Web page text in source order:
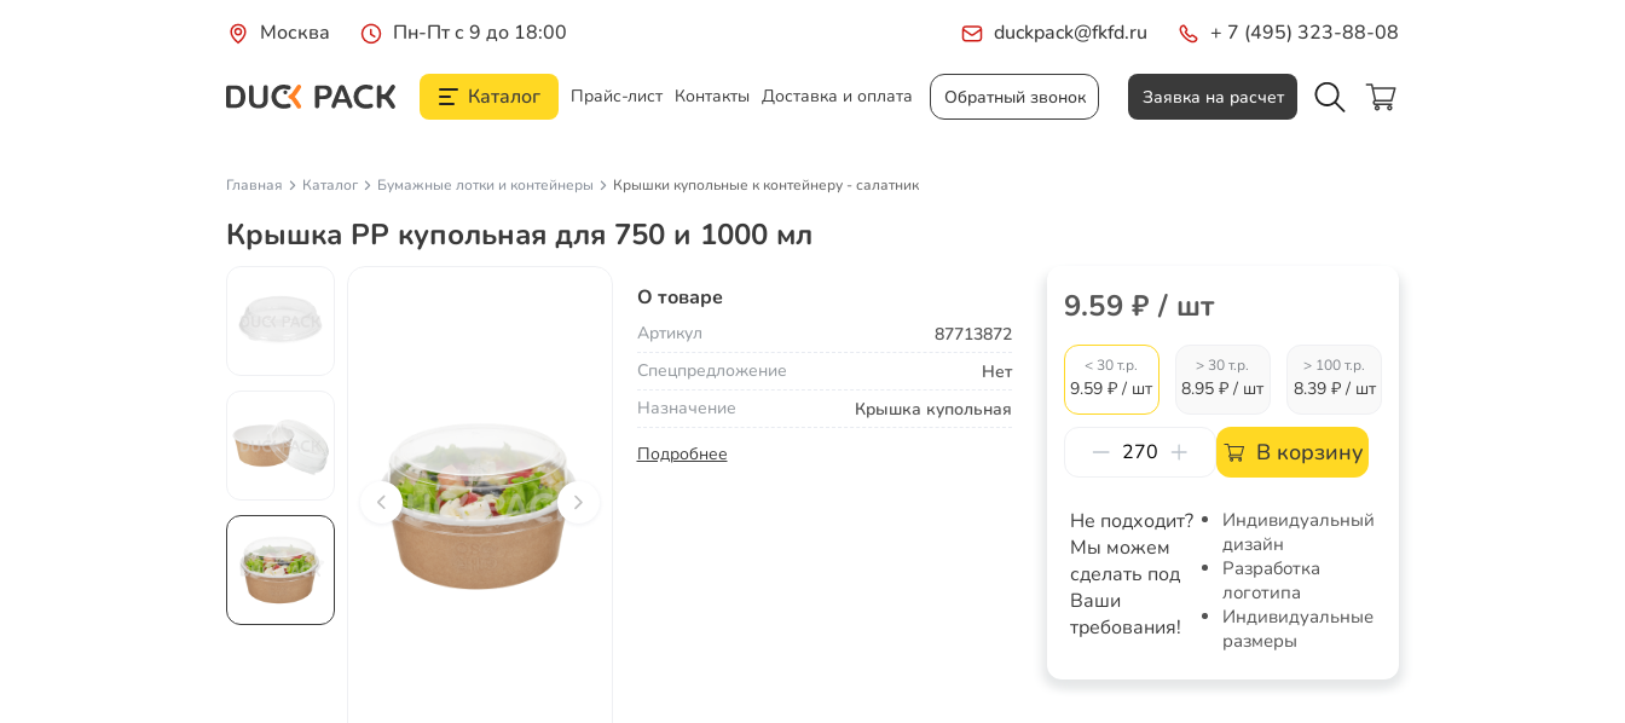
Москва Пн-Пт с 9 до 18:00 duckpack@fkfd.ru + 7 (495) 323-88-08
Каталог Прайс-лист Контакты Доставка и оплата Обратный звонок Заявка на расчет
Главная Каталог Бумажные лотки и контейнеры Крышки купольные к контейнеру - салатник
Крышка РР купольная для 750 и 1000 мл
О товаре
Артикул
87713872
Спецпредложение
Нет
Назначение
Крышка купольная
Подробнее
9.59 ₽ / шт
< 30 т.р.
9.59 ₽ / шт
> 30 т.р.
8.95 ₽ / шт
> 100 т.р.
8.39 ₽ / шт
В корзину
Не подходит?
Мы можем
сделать под
Ваши
требования!
Индивидуальный
дизайн
Разработка
логотипа
Индивидуальные
размеры